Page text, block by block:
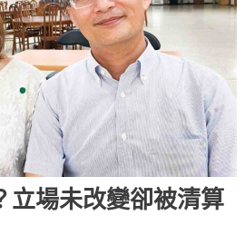
立場未改變卻被清算